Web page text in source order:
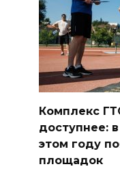
Комплекс
доступнее:
этом году
площадок